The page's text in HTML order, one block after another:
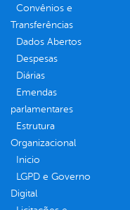
Convênios e
Transferências
Dados Abertos
Despesas
Diárias
Emendas
parlamentares
Estrutura
Organizacional
Inicio
LGPD e Governo
Digital